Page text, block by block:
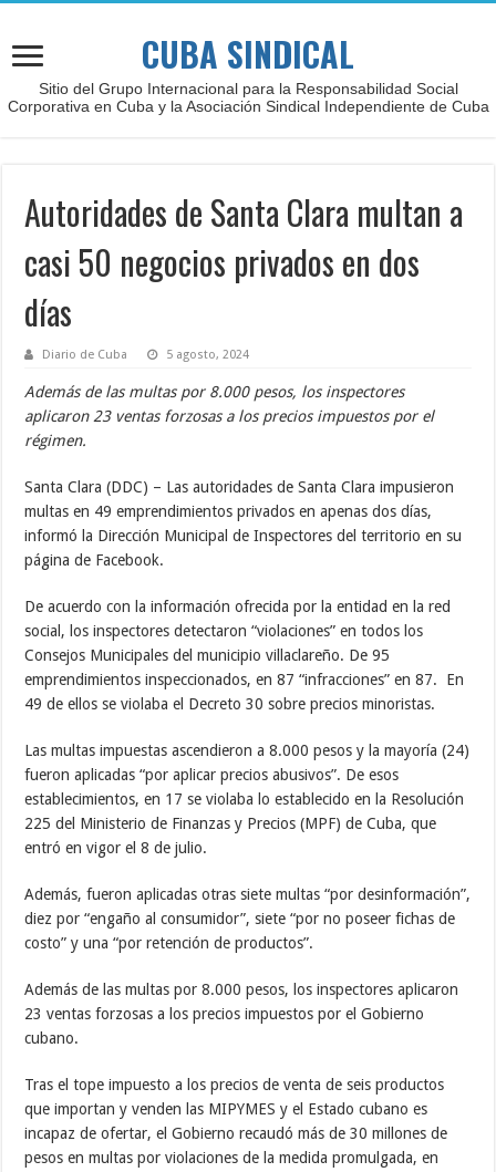
CUBA SINDICAL
Sitio del Grupo Internacional para la Responsabilidad Social
Corporativa en Cuba y la Asociación Sindical Independiente de Cuba
Autoridades de Santa Clara multan a
casi 50 negocios privados en dos
días
Diario de Cuba 5 agosto, 2024
Además de las multas por 8.000 pesos, los inspectores
aplicaron 23 ventas forzosas a los precios impuestos por el
régimen.
Santa Clara (DDC) – Las autoridades de Santa Clara impusieron
multas en 49 emprendimientos privados en apenas dos días,
informó la Dirección Municipal de Inspectores del territorio en su
página de Facebook.
De acuerdo con la información ofrecida por la entidad en la red
social, los inspectores detectaron “violaciones” en todos los
Consejos Municipales del municipio villaclareño. De 95
emprendimientos inspeccionados, en 87 “infracciones” en 87. En
49 de ellos se violaba el Decreto 30 sobre precios minoristas.
Las multas impuestas ascendieron a 8.000 pesos y la mayoría (24)
fueron aplicadas “por aplicar precios abusivos”. De esos
establecimientos, en 17 se violaba lo establecido en la Resolución
225 del Ministerio de Finanzas y Precios (MPF) de Cuba, que
entró en vigor el 8 de julio.
Además, fueron aplicadas otras siete multas “por desinformación”,
diez por “engaño al consumidor”, siete “por no poseer fichas de
costo” y una “por retención de productos”.
Además de las multas por 8.000 pesos, los inspectores aplicaron
23 ventas forzosas a los precios impuestos por el Gobierno
cubano.
Tras el tope impuesto a los precios de venta de seis productos
que importan y venden las MIPYMES y el Estado cubano es
incapaz de ofertar, el Gobierno recaudó más de 30 millones de
pesos en multas por violaciones de la medida promulgada, en